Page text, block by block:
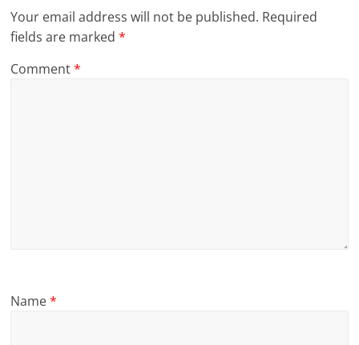
Your email address will not be published. Required
fields are marked*
Comment*
Name*